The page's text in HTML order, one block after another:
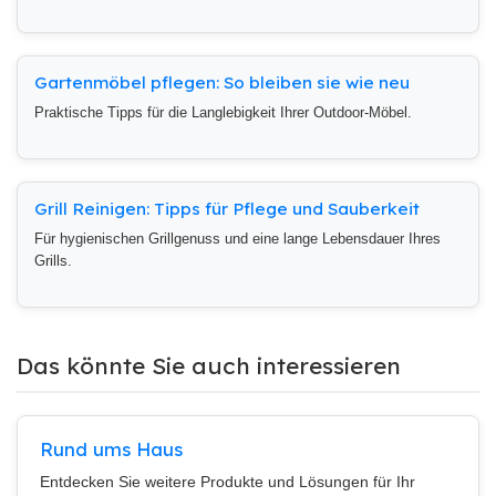
Gartenmöbel pflegen: So bleiben sie wie neu
Praktische Tipps für die Langlebigkeit Ihrer Outdoor-Möbel.
Grill Reinigen: Tipps für Pflege und Sauberkeit
Für hygienischen Grillgenuss und eine lange Lebensdauer Ihres
Grills.
Das könnte Sie auch interessieren
Rund ums Haus
Entdecken Sie weitere Produkte und Lösungen für Ihr